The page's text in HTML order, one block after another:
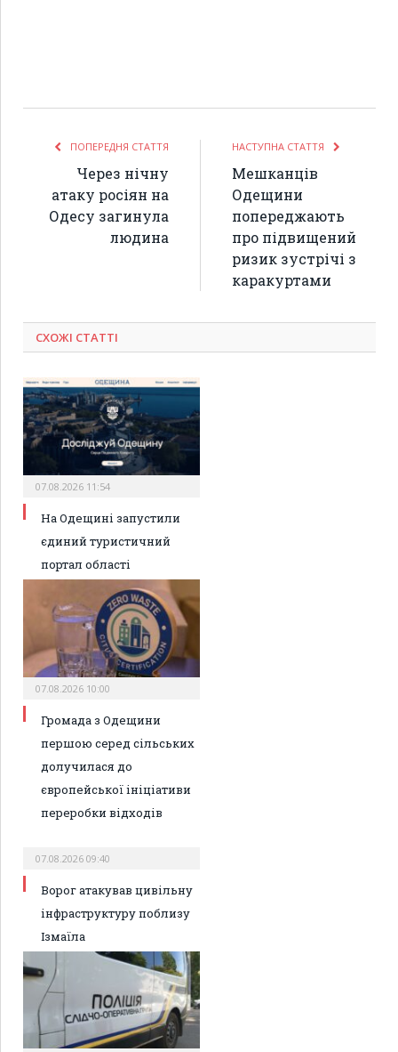
ПОПЕРЕДНЯ СТАТТЯ
Через нічну
атаку росіян на
Одесу загинула
людина
НАСТУПНА СТАТТЯ
Мешканців
Одещини
попереджають
про підвищений
ризик зустрічі з
каракуртами
СХОЖІ СТАТТІ
07.08.2026 11:54
На Одещині запустили
єдиний туристичний
портал області
07.08.2026 10:00
Громада з Одещини
першою серед сільських
долучилася до
європейської ініціативи
переробки відходів
07.08.2026 09:40
Ворог атакував цивільну
інфраструктуру поблизу
Ізмаїла